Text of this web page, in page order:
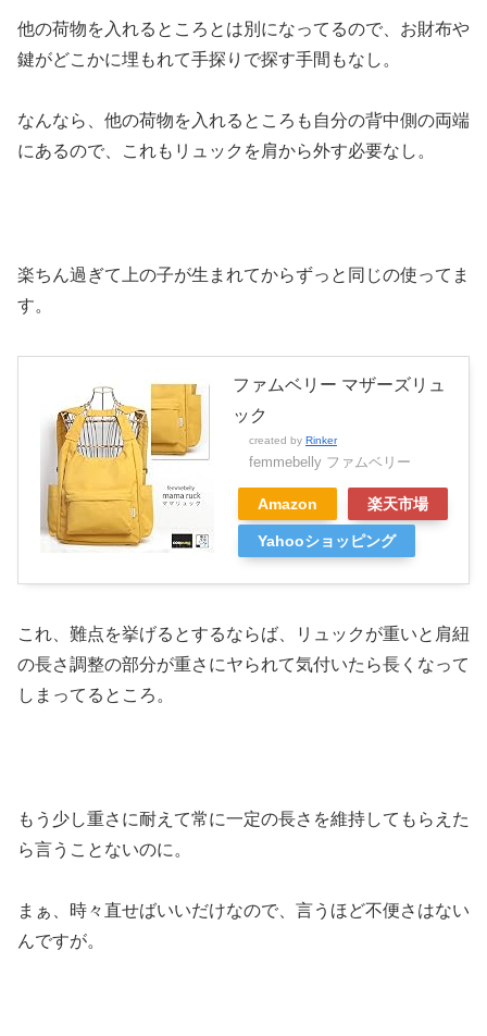
他の荷物を入れるところとは別になってるので、お財布や
鍵がどこかに埋もれて手探りで探す手間もなし。
なんなら、他の荷物を入れるところも自分の背中側の両端
にあるので、これもリュックを肩から外す必要なし。
楽ちん過ぎて上の子が生まれてからずっと同じの使ってま
す。
ファムベリー マザーズリュ
ック
created by Rinker
femmebelly ファムベリー
Amazon 楽天市場
Yahooショッピング
これ、難点を挙げるとするならば、リュックが重いと肩紐
の長さ調整の部分が重さにヤられて気付いたら長くなって
しまってるところ。
もう少し重さに耐えて常に一定の長さを維持してもらえた
ら言うことないのに。
まぁ、時々直せばいいだけなので、言うほど不便さはない
んですが。